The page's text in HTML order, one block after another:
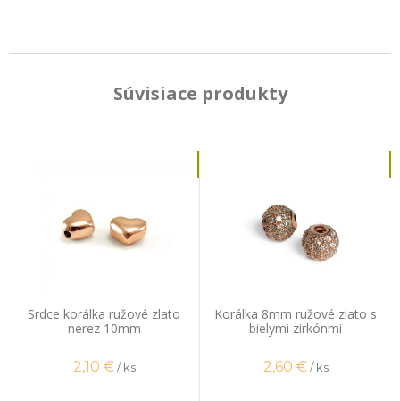
Súvisiace produkty
Srdce korálka ružové zlato
nerez 10mm
2,10 € / ks
Korálka 8mm ružové zlato s
bielymi zirkónmi
2,60 € / ks